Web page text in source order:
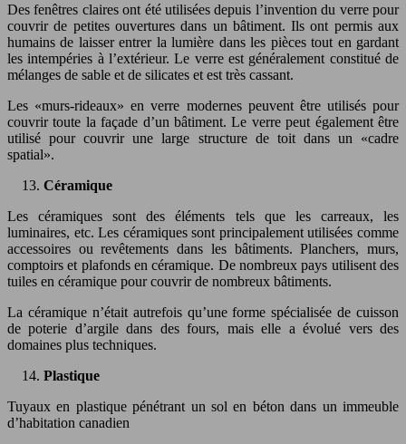
Des fenêtres claires ont été utilisées depuis l’invention du verre pour
couvrir de petites ouvertures dans un bâtiment. Ils ont permis aux
humains de laisser entrer la lumière dans les pièces tout en gardant
les intempéries à l’extérieur. Le verre est généralement constitué de
mélanges de sable et de silicates et est très cassant.
Les «murs-rideaux» en verre modernes peuvent être utilisés pour
couvrir toute la façade d’un bâtiment. Le verre peut également être
utilisé pour couvrir une large structure de toit dans un «cadre
spatial».
Céramique
Les céramiques sont des éléments tels que les carreaux, les
luminaires, etc. Les céramiques sont principalement utilisées comme
accessoires ou revêtements dans les bâtiments. Planchers, murs,
comptoirs et plafonds en céramique. De nombreux pays utilisent des
tuiles en céramique pour couvrir de nombreux bâtiments.
La céramique n’était autrefois qu’une forme spécialisée de cuisson
de poterie d’argile dans des fours, mais elle a évolué vers des
domaines plus techniques.
Plastique
Tuyaux en plastique pénétrant un sol en béton dans un immeuble
d’habitation canadien